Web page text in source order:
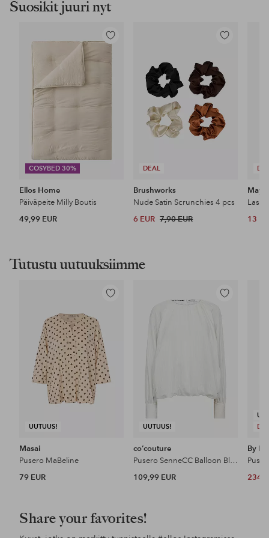
Suosikit juuri nyt
COSYBED 30%
Lisää
Ellos Home
Päiväpeite Milly Boutis
49,99 EUR
DEAL
Lisää
Brushworks
Nude Satin Scrunchies 4 pcs
6 EUR 7,90 EUR 13
Tutustu uutuuksiimme
UUTUUS!
Lisää
Masai
Pusero MaBeline
79 EUR
UUTUUS!
Lisää
co’couture
Pusero SenneCC Balloon Blouse
109,99 EUR
By
234
Share your favorites!